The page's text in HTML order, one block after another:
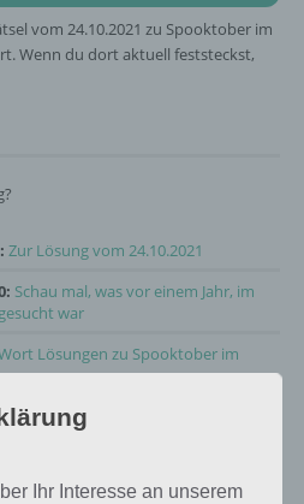
vom 24.10.2021 zu Spooktober im
Wenn du dort aktuell feststeckst,
Zur Lösung vom 24.10.2021
Schau mal, was vor einem Jahr, im
war
Lösungen zu Spooktober im
Ihr Interesse an unserem